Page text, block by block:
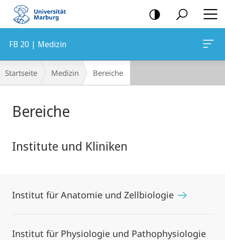
Mobile-
Navigation
FB 20 | Medizin
Breadcrumb-
Navigation
Startseite Medizin Bereiche
Bereiche
Institute und Kliniken
Institut für Anatomie und Zellbiologie
Institut für Physiologie und Pathophysiologie